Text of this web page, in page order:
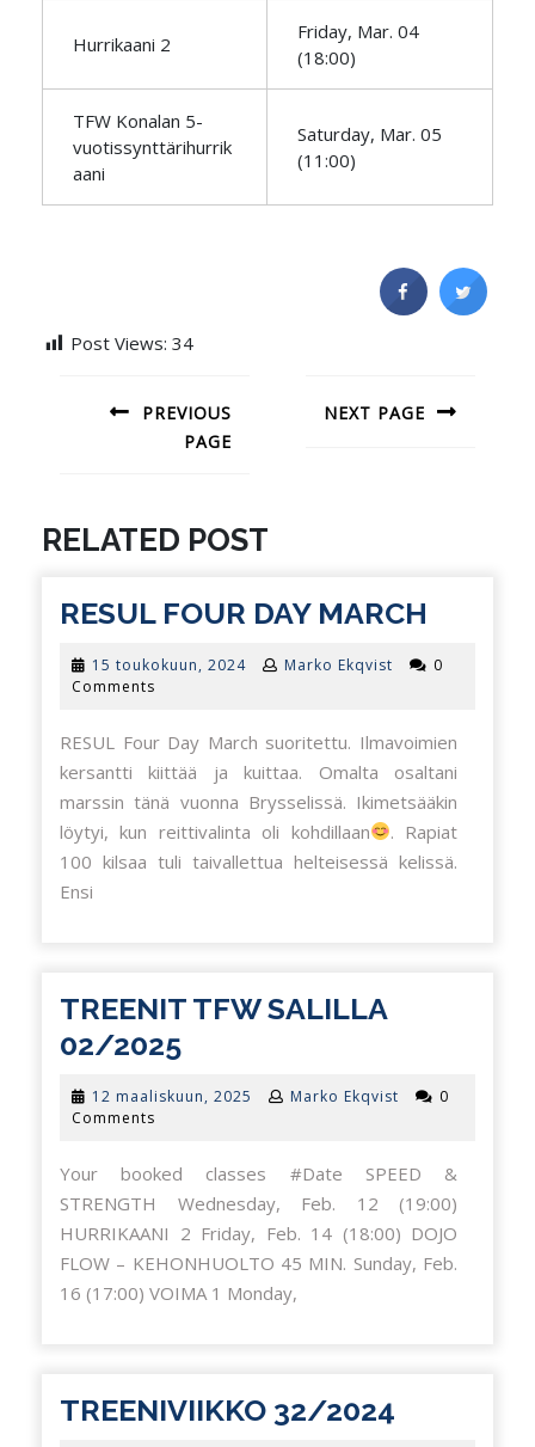
Hurrikaani 2
Friday, Mar. 04
(18:00)
TFW Konalan 5-
vuotissynttärihurrik
aani
Saturday, Mar. 05
(11:00)
Post Views: 34
SELAUSPREVIOUS
PAGE
NEXT PAGE
RELATED POST
RESUL FOUR DAY MARCH
15 toukokuun, 202415
Marko Ekqvist
0
Comments
RESUL Four Day March suoritettu. Ilmavoimien
kersantti kiittää ja kuittaa. Omalta osaltani
marssin tänä vuonna Brysselissä. Ikimetsääkin
löytyi, kun reittivalinta oli kohdillaan
. Rapiat
100 kilsaa tuli taivallettua helteisessä kelissä.
Ensi
TREENIT TFW SALILLA
02/2025TREENIT
SALILLA
12 maaliskuun, 2025 12
Marko Ekqvist
0
Comments
Your booked classes #Date SPEED &
STRENGTH Wednesday, Feb. 12 (19:00)
HURRIKAANI 2 Friday, Feb. 14 (18:00) DOJO
FLOW – KEHONHUOLTO 45 MIN. Sunday, Feb.
16 (17:00) VOIMA 1 Monday,
TREENIVIIKKO 32/2024